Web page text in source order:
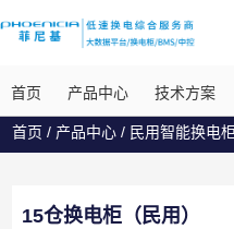
首页 产品中心 技术方案
首页 / 产品中心 / 民用智能换电柜
15仓换电柜（民用）